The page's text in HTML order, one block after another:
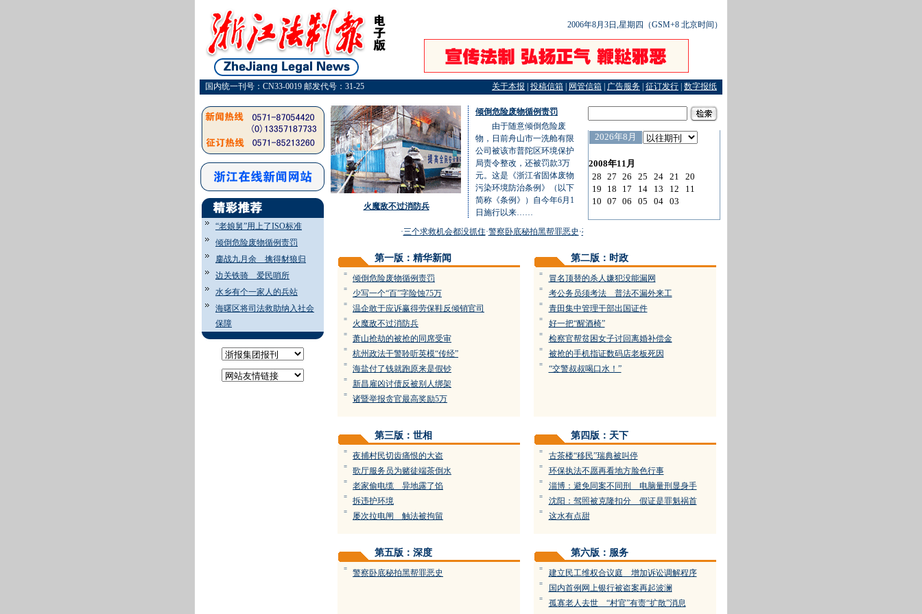
2006年8月3日,星期四（GSM+8 北京时间）
国内统一刊号：CN33-0019 邮发代号：31-25 关于本报 投稿信箱 网管信箱 广告服务 征订发行 数字报纸
“老娘舅”用上了ISO标准
倾倒危险废物循例责罚
鏖战九月余 擒得豺狼归
边关铁骑 爱民哨所
水乡有个一家人的兵站
海曙区将司法救助纳入社会
保障
火魔敌不过消防兵
倾倒危险废物循例责罚
由于随意倾倒危险废
物，日前舟山市一洗舱有限
公司被该市普陀区环境保护
局责令整改，还被罚款3万
元。这是《浙江省固体废物
污染环境防治条例》（以下
简称《条例》）自今年6月1
日施行以来……
三个求救机会都没抓住·警察卧底秘拍黑帮罪恶史·夜捕村民切齿痛恨的大盗
第一版：精华新闻
= 倾倒危险废物循例责罚
= 少写一个“百”字险蚀75万
= 温企敢于应诉赢得劳保鞋反倾销官司
= 火魔敌不过消防兵
= 萧山抢劫的被抢的同席受审
= 杭州政法干警聆听英模“传经”
= 海盐付了钱就跑原来是假钞
= 新昌雇凶讨债反被别人绑架
= 诸暨举报贪官最高奖励5万
第二版：时政
= 冒名顶替的杀人嫌犯没能漏网
= 考公务员须考法 普法不漏外来工
= 青田集中管理干部出国证件
= 好一把“醒酒椅”
= 检察官帮贫困女子讨回离婚补偿金
= 被抢的手机指证数码店老板死因
= “交警叔叔喝口水！”
第三版：世相
= 夜捕村民切齿痛恨的大盗
= 歌厅服务员为赌徒端茶倒水
= 老家偷电缆 异地露了馅
= 拆违护环境
= 屡次拉电闸 触法被拘留
第四版：天下
= 古茶楼“移民”瑞典被叫停
= 环保执法不愿再看地方脸色行事
= 淄博：避免同案不同刑 电脑量刑显身手
= 沈阳：驾照被克隆扣分 假证是罪魁祸首
= 这水有点甜
第五版：深度
= 警察卧底秘拍黑帮罪恶史
第六版：服务
= 建立民工维权合议庭 增加诉讼调解程序
= 国内首例网上银行被盗案再起波澜
= 孤寡老人去世 “村官”有责“扩散”消息